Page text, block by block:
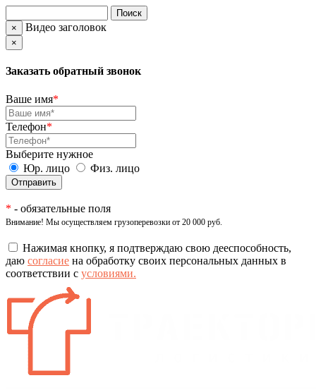
× Видео заголовок
×
Заказать обратный звонок
Ваше имя*
Телефон*
Выберите нужное
Юр. лицо
Физ. лицо
* - обязательные поля
Внимание! Мы осуществляем грузоперевозки от 20 000 руб.
Нажимая кнопку, я подтверждаю свою дееспособность,
даю согласие на обработку своих персональных данных в
соответствии с условиями.